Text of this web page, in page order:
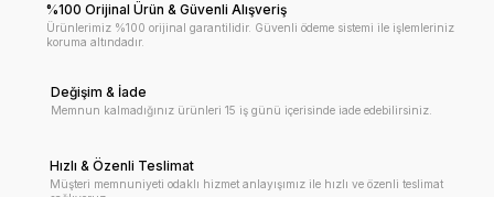
%100 Orijinal Ürün & Güvenli Alışveriş
Ürünlerimiz %100 orijinal garantilidir. Güvenli ödeme sistemi ile işlemleriniz
koruma altındadır.
Değişim & İade
Memnun kalmadığınız ürünleri 15 iş günü içerisinde iade edebilirsiniz.
Hızlı & Özenli Teslimat
Müşteri memnuniyeti odaklı hizmet anlayışımız ile hızlı ve özenli teslimat